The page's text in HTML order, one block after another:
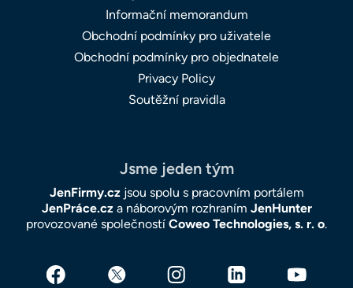
Informační memorandum
Obchodní podmínky pro uživatele
Obchodní podmínky pro objednatele
Privacy Policy
Soutěžní pravidla
Jsme jeden tým
JenFirmy.czjsou spolu s pracovním portálem
JenPráce.cza náborovým rozhraním JenHunter
provozované společností Coweo Technologies, s. r. o.